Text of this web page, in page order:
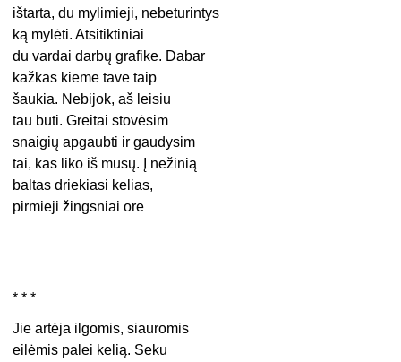
ištarta, du mylimieji, nebeturintys
ką mylėti. Atsitiktiniai
du vardai darbų grafike. Dabar
kažkas kieme tave taip
šaukia. Nebijok, aš leisiu
tau būti. Greitai stovėsim
snaigių apgaubti ir gaudysim
tai, kas liko iš mūsų. Į nežinią
baltas driekiasi kelias,
pirmieji žingsniai ore
* * *
Jie artėja ilgomis, siauromis
eilėmis palei kelią. Seku